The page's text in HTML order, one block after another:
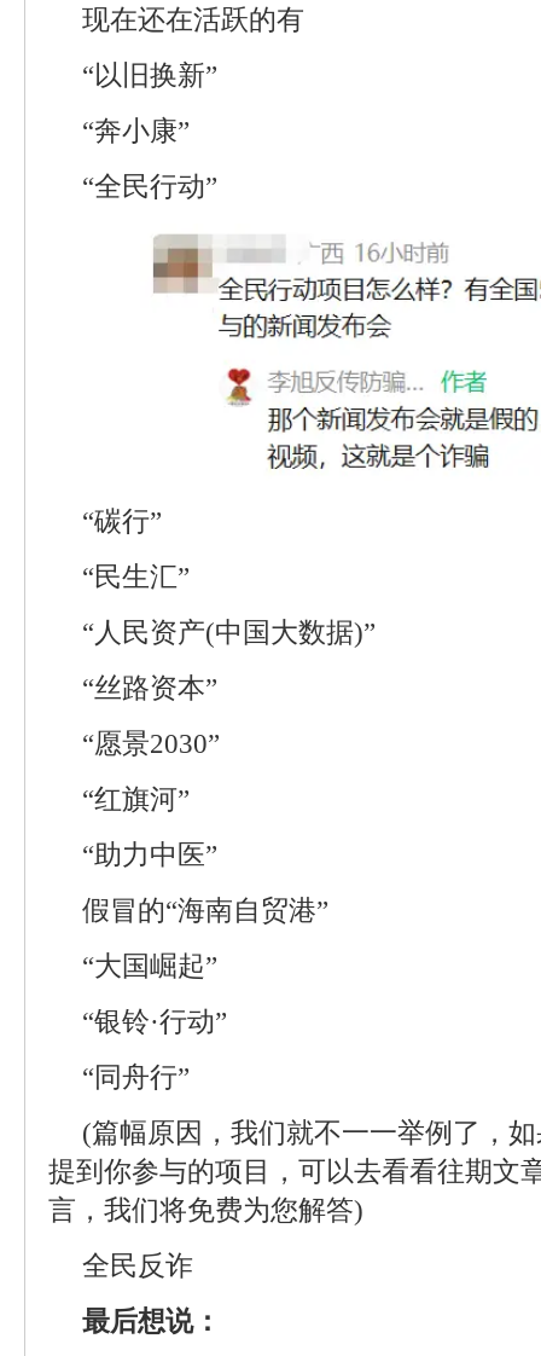
现在还在活跃的有
“以旧换新”
“奔小康”
“全民行动”
“碳行”
“民生汇”
“人民资产(中国大数据)”
“丝路资本”
“愿景2030”
“红旗河”
“助力中医”
假冒的“海南自贸港”
“大国崛起”
“银铃·行动”
“同舟行”
(篇幅原因，我们就不一一举例了，
提到你参与的项目，可以去看看往期文
言，我们将免费为您解答)
全民反诈
最后想说：